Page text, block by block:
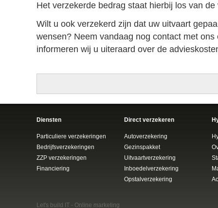
Het verzekerde bedrag staat hierbij los van
Wilt u ook verzekerd zijn dat uw uitvaart
wensen? Neem vandaag nog contact met
informeren wij u uiteraard over de
Diensten
Particuliere verzekeringen
Bedrijfsverzekeringen
ZZP verzekeringen
Financiering
Direct verzekeren
Autoverzekering
Gezinspakket
Uitvaartverzekering
Inboedelverzekering
Opstalverzekering
Let's build IT - Online marketing